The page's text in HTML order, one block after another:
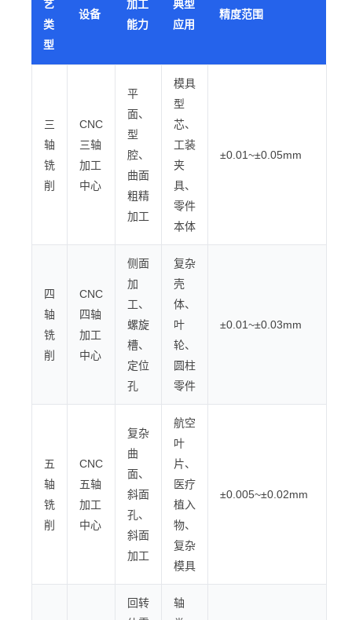
艺
类
型
设备
加工
能力
典型
应用
精度范围
三
轴
铣
削
CNC
三轴
加工
中心
平
面、
型
腔、
曲面
粗精
加工
模具
型
芯、
工装
夹
具、
零件
本体
±0.01~±0.05mm
四
轴
铣
削
CNC
四轴
加工
中心
侧面
加
工、
螺旋
槽、
定位
孔
复杂
壳
体、
叶
轮、
圆柱
零件
±0.01~±0.03mm
五
轴
铣
削
CNC
五轴
加工
中心
复杂
曲
面、
斜面
孔、
斜面
加工
航空
叶
片、
医疗
植入
物、
复杂
模具
±0.005~±0.02mm
回转
轴